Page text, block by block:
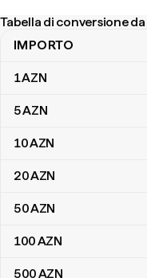
Tabella di conversione
Tabella di conversione da
IMPORTO
1AZN
5AZN
10AZN
20AZN
50AZN
100AZN
500AZN